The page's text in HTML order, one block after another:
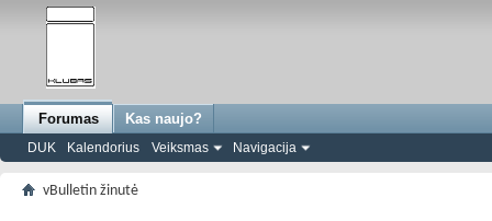
Forumas
DUK Kalendorius Veiksmas Navigacija
Kas naujo?
vBulletin žinutė